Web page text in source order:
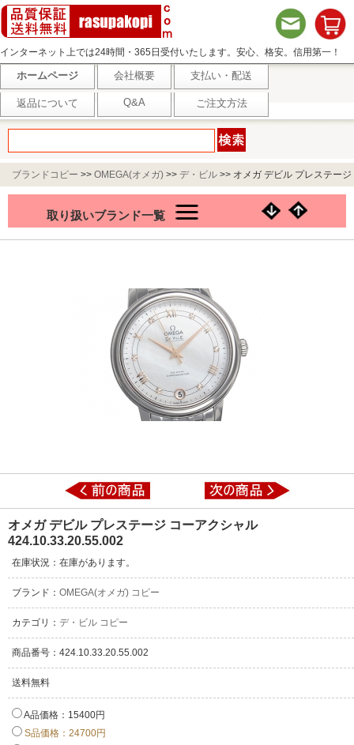
インターネット上では24時間・365日受付いたします。安心、格安。信用第一！
ホームページ 会社概要 支払い・配送
返品について Q&A ご注文方法
ブランドコピー >> OMEGA(オメガ) >> デ・ビル >> オメガ デビル プレステージ
取り扱いブランド一覧
オメガ デビル プレステージ コーアクシャル
424.10.33.20.55.002
在庫状況：在庫があります。
ブランド： OMEGA(オメガ) コピー
カテゴリ： デ・ビル コピー
商品番号：424.10.33.20.55.002
送料無料
A品価格：15400円
S品価格：24700円